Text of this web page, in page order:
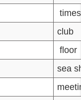
times
club
floor
sea